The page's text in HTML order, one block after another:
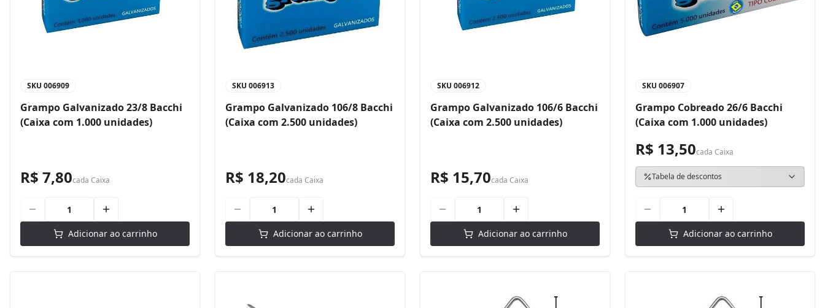
SKU 006909
Grampo Galvanizado 23/8 Bacchi
(Caixa com 1.000 unidades)
R$ 7,80cada Caixa
Adicionar ao carrinho
SKU 006913
Grampo Galvanizado 106/8 Bacchi
(Caixa com 2.500 unidades)
R$ 18,20cada Caixa
Adicionar ao carrinho
SKU 006912
Grampo Galvanizado 106/6 Bacchi
(Caixa com 2.500 unidades)
R$ 15,70cada Caixa
Adicionar ao carrinho
SKU 006907
Grampo Cobreado 26/6 Bacchi
(Caixa com 1.000 unidades)
R$ 13,50cada Caixa
Tabela de descontos
Adicionar ao carrinho